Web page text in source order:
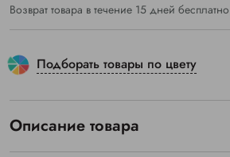
Возврат товара в течение 15 дней бесплатно
Подборать товары по цвету
Описание товара